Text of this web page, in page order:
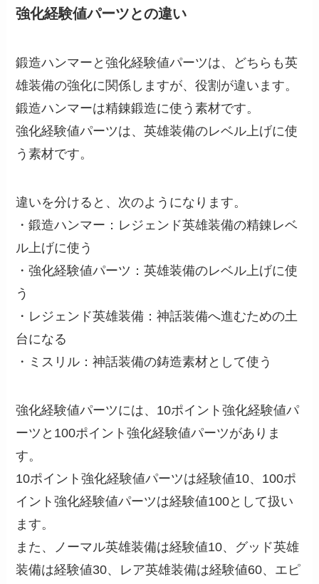
強化経験値パーツとの違い
鍛造ハンマーと強化経験値パーツは、どちらも英
雄装備の強化に関係しますが、役割が違います。
鍛造ハンマーは精錬鍛造に使う素材です。
強化経験値パーツは、英雄装備のレベル上げに使
う素材です。
違いを分けると、次のようになります。
・鍛造ハンマー：レジェンド英雄装備の精錬レベ
ル上げに使う
・強化経験値パーツ：英雄装備のレベル上げに使
う
・レジェンド英雄装備：神話装備へ進むための土
台になる
・ミスリル：神話装備の鋳造素材として使う
強化経験値パーツには、10ポイント強化経験値パ
ーツと100ポイント強化経験値パーツがありま
す。
10ポイント強化経験値パーツは経験値10、100ポ
イント強化経験値パーツは経験値100として扱い
ます。
また、ノーマル英雄装備は経験値10、グッド英雄
装備は経験値30、レア英雄装備は経験値60、エピ